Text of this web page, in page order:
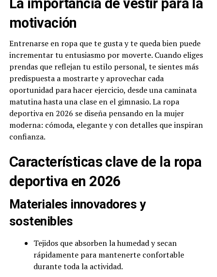
La importancia de vestir para la
motivación
Entrenarse en ropa que te gusta y te queda bien puede
incrementar tu entusiasmo por moverte. Cuando eliges
prendas que reflejan tu estilo personal, te sientes más
predispuesta a mostrarte y aprovechar cada
oportunidad para hacer ejercicio, desde una caminata
matutina hasta una clase en el gimnasio. La ropa
deportiva en 2026 se diseña pensando en la mujer
moderna: cómoda, elegante y con detalles que inspiran
confianza.
Características clave de la ropa
deportiva en 2026
Materiales innovadores y
sostenibles
Tejidos que absorben la humedad y secan
rápidamente para mantenerte confortable
durante toda la actividad.